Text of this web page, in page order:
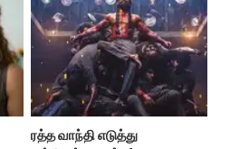
ரத்த வாந்தி எடுத்து